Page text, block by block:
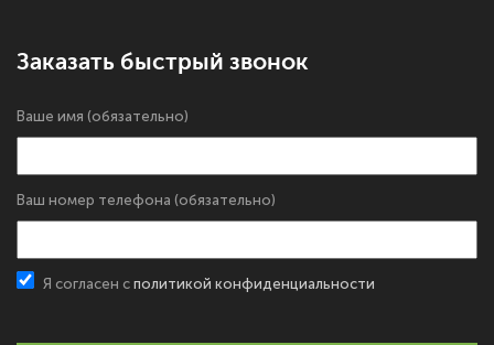
Заказать быстрый звонок
Ваше имя (обязательно)
Ваш номер телефона (обязательно)
Я согласен с политикой конфиденциальности